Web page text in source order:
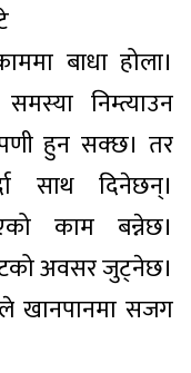
बाधा होला।
निम्त्याउन
हुन सक्छ। तर
साथ दिनेछन्।
काम बन्नेछ।
अवसर जुट्नेछ।
खानपानमा सजग